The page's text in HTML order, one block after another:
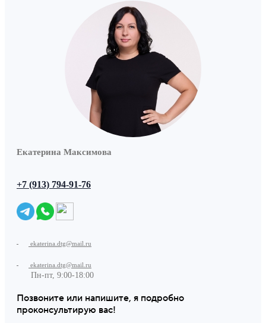
Екатерина Максимова
+7 (913) 794-91-76
ekaterina.dtg@mail.ru
ekaterina.dtg@mail.ru
Пн-пт, 9:00-18:00
Позвоните или напишите, я подробно
проконсультирую вас!